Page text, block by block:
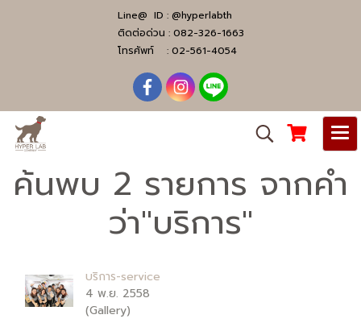
Line@ ID : @hyperlabth
ติดต่อด่วน : 082-326-1663
โทรศัพท์ : 02-561-4054
ค้นพบ 2 รายการ จากคำ
ว่า"บริการ"
บริการ-service
4 พ.ย. 2558
(Gallery)